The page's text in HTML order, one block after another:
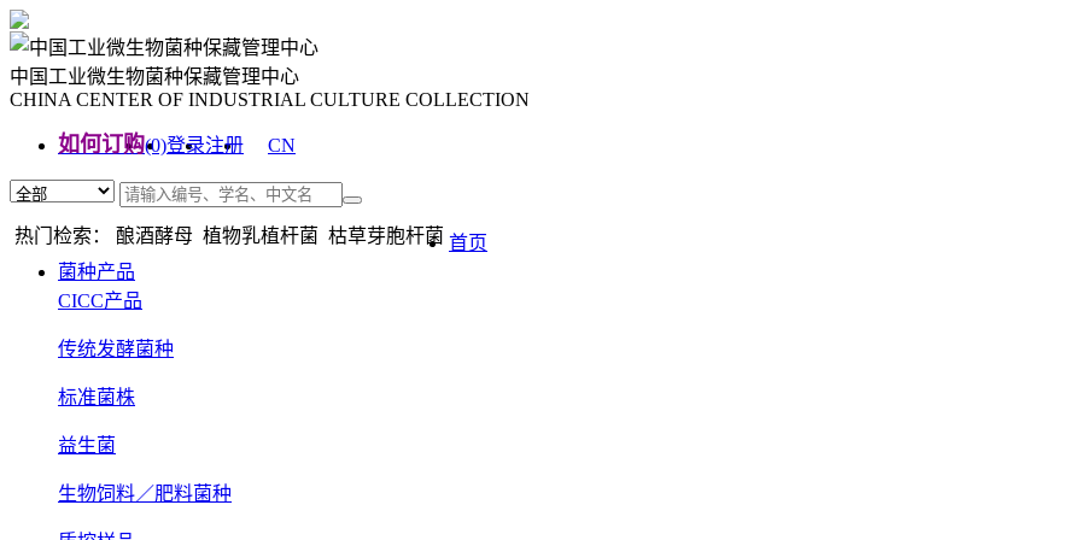
中国工业微生物菌种保藏管理中心
CHINA CENTER OF INDUSTRIAL CULTURE COLLECTION
如何订购(0)登录注册
CN
热门检索： 酿酒酵母 植物乳植杆菌 枯草芽胞杆菌 首页
菌种产品
CICC产品
传统发酵菌种
标准菌株
益生菌
生物饲料／肥料菌种